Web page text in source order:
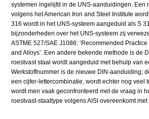
systemen ingelijfd in de UNS-aanduidingen. Een
volgens het American Iron and Steel Institute
316 wordt in het UNS-systeem aangeduid als S
bijzonderheden over het UNS-systeem zij
ASTME 527/SAE J1086: ‘Recommended
and Alloys’. Een andere bekende methode is de
roestvast staal wordt aangeduid met behulp van
Werkstoffnummer is de nieuwe DIN-aanduiding;
een cijfer-lettercombinatie, wordt echter nog veel
wordt men vaak geconfronteerd met de vraag in
roestvast-staaltype volgens AISI overeenkomt